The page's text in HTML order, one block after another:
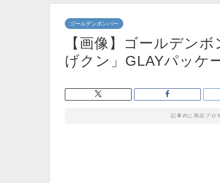
ゴールデンボンバー
【画像】ゴールデン
げクン」GLAYパッケ
記事内に商品プロ